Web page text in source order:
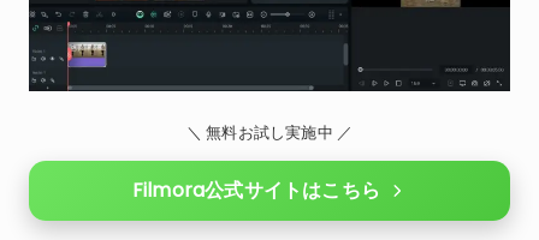
＼ 無料お試し実施中 ／
Filmora公式サイトはこちら